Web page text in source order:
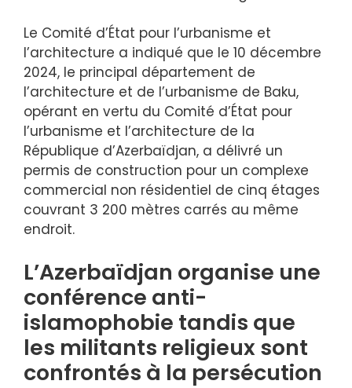
Le Comité d’État pour l’urbanisme et
l’architecture a indiqué que le 10 décembre
2024, le principal département de
l’architecture et de l’urbanisme de Baku,
opérant en vertu du Comité d’État pour
l’urbanisme et l’architecture de la
République d’Azerbaïdjan, a délivré un
permis de construction pour un complexe
commercial non résidentiel de cinq étages
couvrant 3 200 mètres carrés au même
endroit.
L’Azerbaïdjan organise une
conférence anti-
islamophobie tandis que
les militants religieux sont
confrontés à la persécution